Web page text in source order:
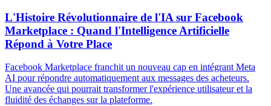
L'Histoire Révolutionnaire de l'IA sur Facebook
Marketplace : Quand l'Intelligence Artificielle
Répond à Votre Place
Facebook Marketplace franchit un nouveau cap en intégrant Meta
AI pour répondre automatiquement aux messages des acheteurs.
Une avancée qui pourrait transformer l'expérience utilisateur et la
fluidité des échanges sur la plateforme.